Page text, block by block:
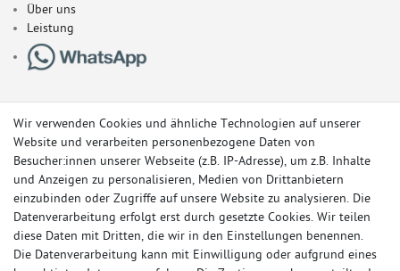
Über uns
Leistung
Wir verwenden Cookies und ähnliche Technologien auf unserer
Website und verarbeiten personenbezogene Daten von
Besucher:innen unserer Webseite (z.B. IP-Adresse), um z.B. Inhalte
und Anzeigen zu personalisieren, Medien von Drittanbietern
einzubinden oder Zugriffe auf unsere Website zu analysieren. Die
Datenverarbeitung erfolgt erst durch gesetzte Cookies. Wir teilen
diese Daten mit Dritten, die wir in den Einstellungen benennen.
Die Datenverarbeitung kann mit Einwilligung oder aufgrund eines